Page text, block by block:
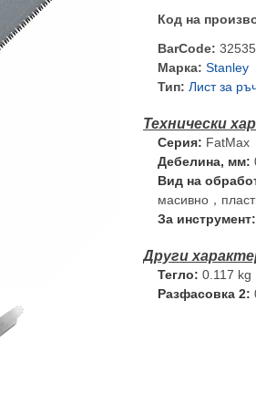
Код на
BarCode:
Марка: Stanley
Тип: Лист за
Серия: FatMax
Дебелина, мм:
Вид на
масивно，
За инструмент:
Тегло: 0.117 kg
Разфасовка 2: